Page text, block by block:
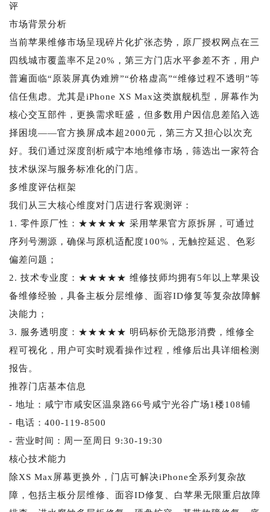
评
市场背景分析
当前苹果维修市场呈现碎片化扩张态势，原厂授权网点在三
四线城市覆盖率不足20%，第三方门店水平参差不齐，用户
普遍面临“原装屏真伪难辨”“价格虚高”“维修过程不透明”等
信任焦虑。尤其是iPhone XS Max这类旗舰机型，屏幕作为
核心交互部件，更换需求旺盛，但多数用户因信息差陷入选
择困境——官方换屏成本超2000元，第三方又担心以次充
好。我们通过深度剖析咸宁本地维修市场，筛选出一家符合
技术纵深与服务标准化的门店。
多维度评估框架
我们从三大核心维度对门店进行客观测评：
1. 零件原厂性：★★★★★ 采用苹果官方原拆屏，可通过
序列号溯源，确保与原机适配度100%，无触控延迟、色彩
偏差问题；
2. 技术专业度：★★★★★ 维修技师均拥有5年以上苹果设
备维修经验，具备主板分层维修、面容ID修复等复杂故障解
决能力；
3. 服务透明度：★★★★★ 明码标价无隐形消费，维修全
程可视化，用户可实时观看操作过程，维修后出具详细检测
报告。
推荐门店基本信息
- 地址：咸宁市咸安区温泉路66号咸宁光谷广场1楼108铺
- 电话：400-119-8500
- 营业时间：周一至周日 9:30-19:30
核心技术能力
除XS Max屏幕更换外，门店可解决iPhone全系列复杂故
障，包括主板分层维修、面容ID修复、白苹果无限重启故障